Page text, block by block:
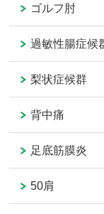
ゴルフ肘
過敏性腸症候
梨状症候群
背中痛
足底筋膜炎
50肩